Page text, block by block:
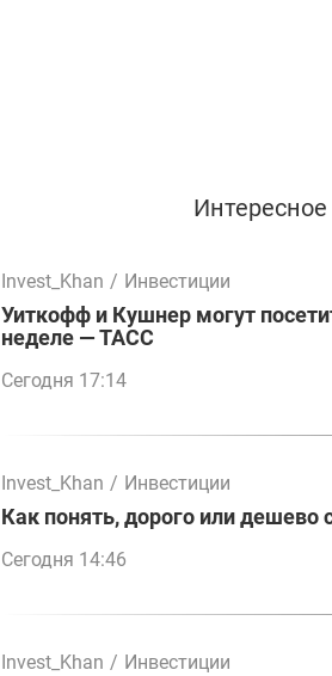
Invest_Khan / Инвестиции
Уиткофф и Кушнер могут
неделе — ТАСС
Сегодня 17:14
Invest_Khan / Инвестиции
Как понять, дорого или дешево
Сегодня 14:46
Invest_Khan / Инвестиции